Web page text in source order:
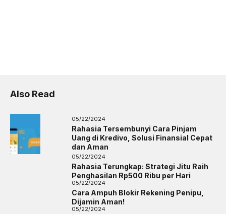
Also Read
05/22/2024
Rahasia Tersembunyi Cara Pinjam
Uang di Kredivo, Solusi Finansial Cepat
dan Aman
05/22/2024
Rahasia Terungkap: Strategi Jitu Raih
Penghasilan Rp500 Ribu per Hari
05/22/2024
Cara Ampuh Blokir Rekening Penipu,
Dijamin Aman!
05/22/2024